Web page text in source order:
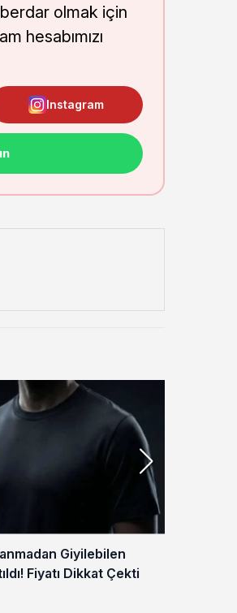
olmak için
hesabımızı
Instagram
Giyilebilen
Fiyatı Dikkat Çekti